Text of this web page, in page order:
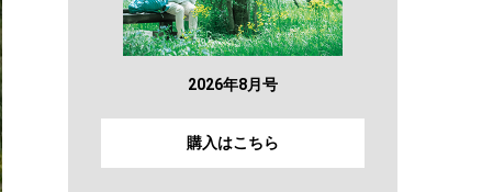
2026年8月号
購入はこちら